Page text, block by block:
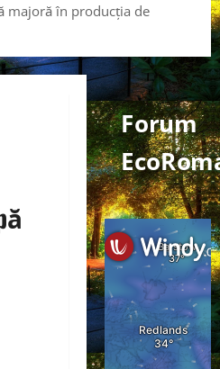
majoră în producția de
Forum